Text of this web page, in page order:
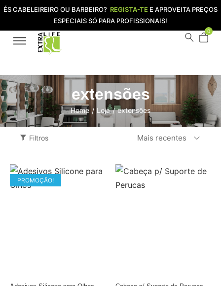
ÉS CABELEIREIRO OU BARBEIRO? REGISTA-TE E APROVEITA PREÇOS
ESPECIAIS SÓ PARA PROFISSIONAIS!
0
extensões
Home / Loja / extensões
Filtros Mais recentes
PROMOÇÃO!